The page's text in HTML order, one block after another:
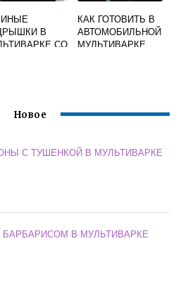
В
СО
КАК ГОТОВИТЬ В
АВТОМОБИЛЬНОЙ
МУЛЬТИВАРКЕ
Новое
С ТУШЕНКОЙ В МУЛЬТИВАРКЕ
БАРБАРИСОМ В МУЛЬТИВАРКЕ